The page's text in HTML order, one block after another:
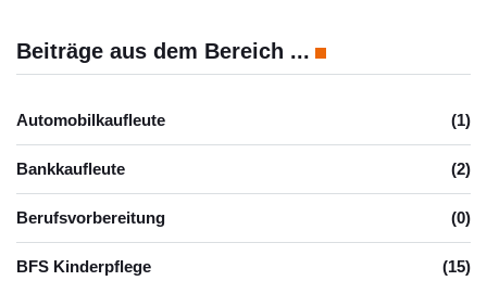
Beiträge aus dem Bereich ...
Automobilkaufleute (1)
Bankkaufleute (2)
Berufsvorbereitung (0)
BFS Kinderpflege (15)